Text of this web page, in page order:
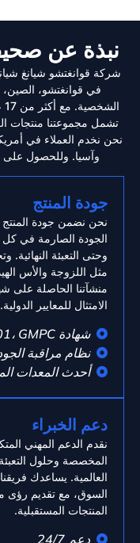
نبذة عن
شركة قوانغتشو شيانغ شيانغ
في قوانغتشو، الصين،
تشمل مجموعتنا منتجات
نحن نخدم العملاء في
وآسيا. وللحصول على
جودة المنتج
نحن نضمن جودة المنتج
الجودة الصارمة في كل
وحتى التعبئة النهائية.
مثل اللزوجة والأس
منشآتنا الحاصلة على
الامتثال للمعايير الدولية.
شهادة ISO 9001، GMPC وFDA
نظام مراقبة
أحدث المعدات
دعم الخبراء
نقدم الدعم المهني
المخصصة وحلول التعبئة
العالمية. يساعدك
السوق، مع تقديم رؤى ما
المنتجات المستقبلية.
دعم 24/7